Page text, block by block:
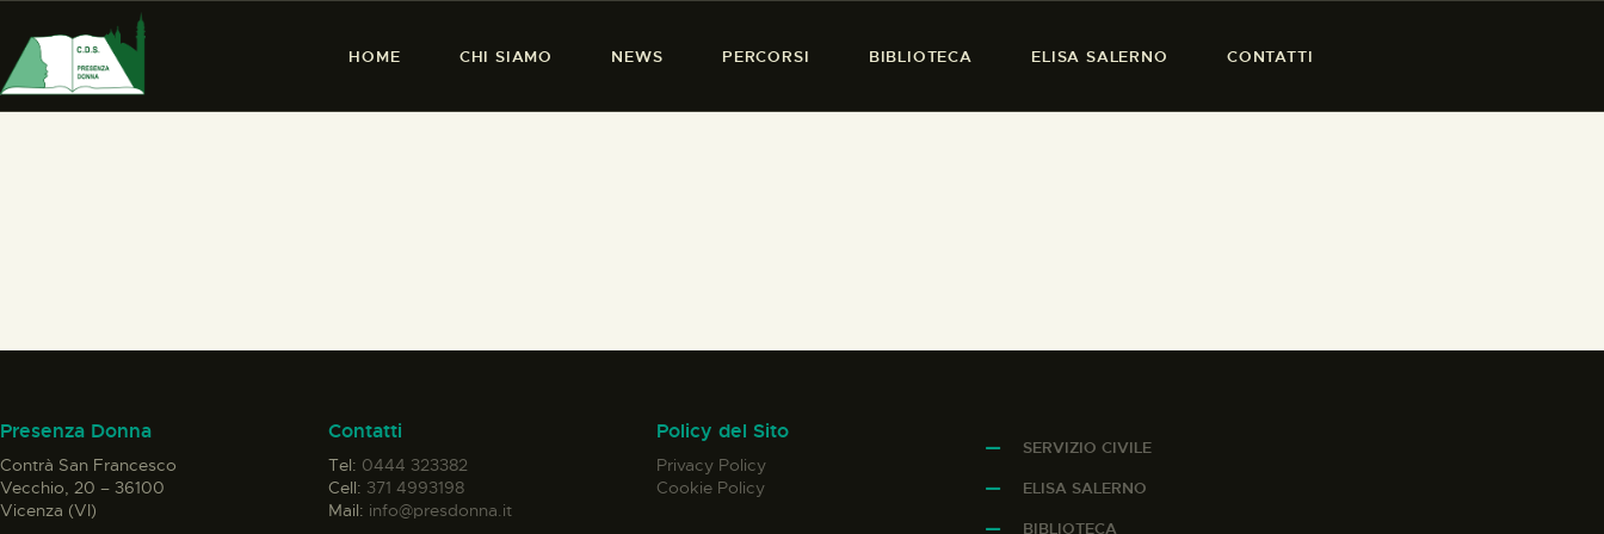
HOME CHI SIAMO NEWS PERCORSI BIBLIOTECA ELISA SALERNO CONTATTI
PRESENZA DONNA
ELISA SALERNO
CONTATTI
Presenza Donna
Contrà San Francesco
Vecchio, 20 – 36100
Vicenza (VI)
Contatti
Tel: 0444 323382
Cell: 371 4993198
Mail: info@presdonna.it
Policy del Sito
Privacy Policy
Cookie Policy
SERVIZIO CIVILE
ELISA SALERNO
BIBLIOTECA